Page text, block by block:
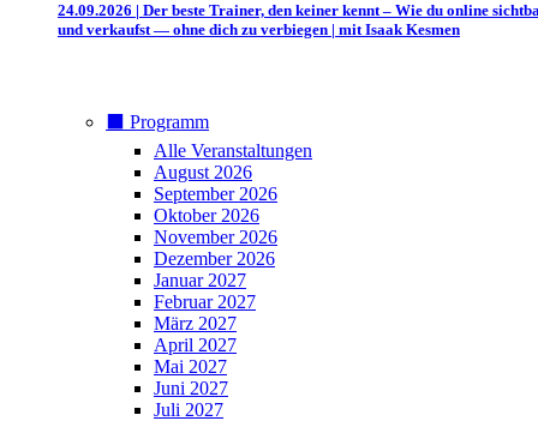
24.09.2026 | Der beste Trainer, den keiner kennt – Wie du online
und verkaufst — ohne dich zu verbiegen | mit Isaak Kesmen
⬛️ Programm
Alle Veranstaltungen
August 2026
September 2026
Oktober 2026
November 2026
Dezember 2026
Januar 2027
Februar 2027
März 2027
April 2027
Mai 2027
Juni 2027
Juli 2027